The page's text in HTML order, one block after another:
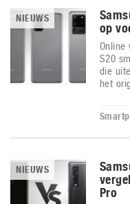
NIEUWS
op
Online
S20
die
het
NIEUWS
Pro